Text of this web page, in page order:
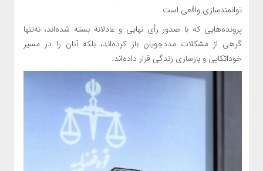
توانمندسازی واقعی است.
پرونده‌هایی که با صدور رأی نهایی و عادلانه بسته شده‌اند، نه‌تنها
گرهی از مشکلات مددجویان باز کرده‌اند، بلکه آنان را در مسیر
خوداتکایی و بازسازی زندگی قرار داده‌اند.